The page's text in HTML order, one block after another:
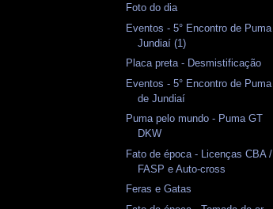
Foto do dia
Eventos - 5° Encontro de Puma
Jundiaí (1)
Placa preta - Desmistificação
Eventos - 5° Encontro de Puma
de Jundiaí
Puma pelo mundo - Puma GT
DKW
Fato de época - Licenças CBA /
FASP e Auto-cross
Feras e Gatas